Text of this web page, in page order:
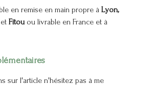
en remise en main propre à Lyon,
et Fitou ou livrable en France et à
sur l'article n'hésitez pas à me